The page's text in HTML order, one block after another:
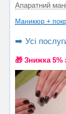
Апаратний
Маникюр +
➡️ Усі
🎁 Знижка